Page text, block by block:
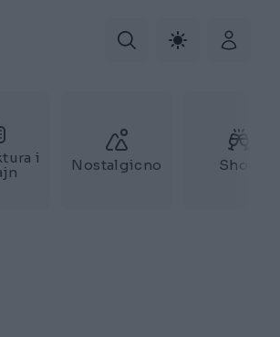
i
Nostalgicno Show